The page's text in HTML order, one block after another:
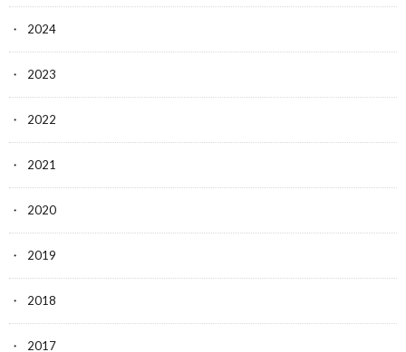
2024
2023
2022
2021
2020
2019
2018
2017